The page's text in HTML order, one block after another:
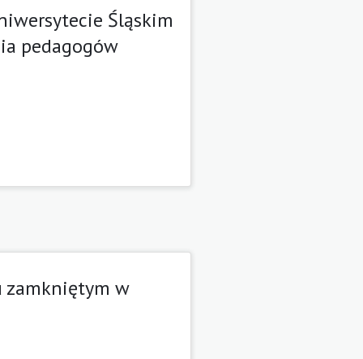
Śląskim
pedagogów
w